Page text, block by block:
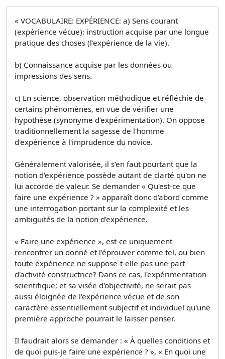
« VOCABULAIRE: EXPÉRIENCE: a) Sens courant
(expérience vécue): instruction acquise par une longue
pratique des choses (l'expérience de la vie).
b) Connaissance acquise par les données ou
impressions des sens.
c) En science, observation méthodique et réfléchie de
certains phénomènes, en vue de vérifier une
hypothèse (synonyme d'expérimentation). On oppose
traditionnellement la sagesse de l'homme
d'expérience à l'imprudence du novice.
Généralement valorisée, il s'en faut pourtant que la
notion d'expérience possède autant de clarté qu'on ne
lui accorde de valeur. Se demander « Qu'est-ce que
faire une expérience ? » apparaît donc d'abord comme
une interrogation portant sur la complexité et les
ambiguïtés de la notion d'expérience.
« Faire une expérience », est-ce uniquement
rencontrer un donné et l'éprouver comme tel, ou bien
toute expérience ne suppose-t-elle pas une part
d'activité constructrice? Dans ce cas, l'expérimentation
scientifique; et sa visée d'objectivité, ne serait pas
aussi éloignée de l'expérience vécue et de son
caractère essentiellement subjectif et individuel qu'une
première approche pourrait le laisser penser.
Il faudrait alors se demander : « À quelles conditions et
de quoi puis-je faire une expérience ? », « En quoi une